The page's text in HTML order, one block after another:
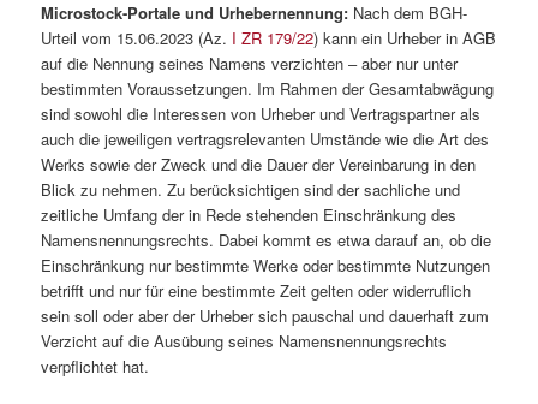
Microstock-Portale und Urhebernennung: Nach dem BGH-
Urteil vom 15.06.2023 (Az. I ZR 179/22) kann ein Urheber in AGB
auf die Nennung seines Namens verzichten – aber nur unter
bestimmten Voraussetzungen. Im Rahmen der Gesamtabwägung
sind sowohl die Interessen von Urheber und Vertragspartner als
auch die jeweiligen vertragsrelevanten Umstände wie die Art des
Werks sowie der Zweck und die Dauer der Vereinbarung in den
Blick zu nehmen. Zu berücksichtigen sind der sachliche und
zeitliche Umfang der in Rede stehenden Einschränkung des
Namensnennungsrechts. Dabei kommt es etwa darauf an, ob die
Einschränkung nur bestimmte Werke oder bestimmte Nutzungen
betrifft und nur für eine bestimmte Zeit gelten oder widerruflich
sein soll oder aber der Urheber sich pauschal und dauerhaft zum
Verzicht auf die Ausübung seines Namensnennungsrechts
verpflichtet hat.